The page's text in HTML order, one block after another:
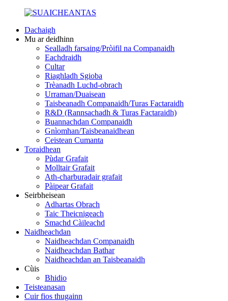
Dachaigh
Mu ar deidhinn
Sealladh farsaing/Pròifil na Companaidh
Eachdraidh
Cultar
Riaghladh Sgioba
Trèanadh Luchd-obrach
Urraman/Duaisean
Taisbeanadh Companaidh/Turas Factaraidh
R&D (Rannsachadh & Turas Factaraidh)
Buannachdan Companaidh
Gnìomhan/Taisbeanaidhean
Ceistean Cumanta
Toraidhean
Pùdar Grafait
Molltair Grafait
Ath-charburadair grafait
Pàipear Grafait
Seirbheisean
Adhartas Obrach
Taic Theicnigeach
Smachd Càileachd
Naidheachdan
Naidheachdan Companaidh
Naidheachdan Bathar
Naidheachdan an Taisbeanaidh
Cùis
Bhidio
Teisteanasan
Cuir fios thugainn